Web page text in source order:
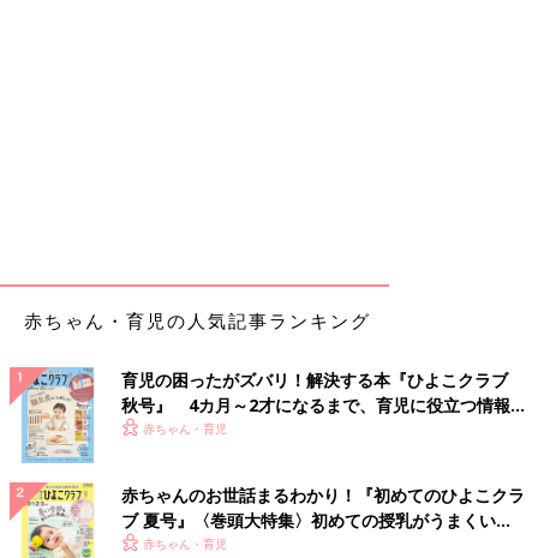
赤ちゃん・育児の人気記事ランキング
育児の困ったがズバリ！解決する本『ひよこクラブ
秋号』 4カ月～2才になるまで、育児に役立つ情報が
いっぱい！
赤ちゃん・育児
赤ちゃんのお世話まるわかり！『初めてのひよこクラ
ブ 夏号』〈巻頭大特集〉初めての授乳がうまくい
く！ おっぱい・ミルクの基本と夏のトラブル 解決テ
赤ちゃん・育児